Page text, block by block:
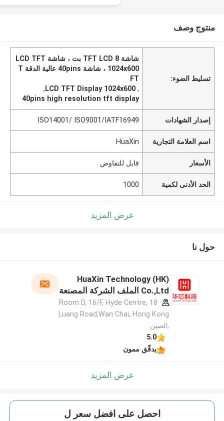
منتوج وصف
تسليط الضوء:
شاشة TFT LCD 8 بت ، شاشة LCD TFT
1024x600 ، شاشة 40pins عالية الدقة T
FT
,
LCD TFT Display 1024x600
,
40pins high resolution tft display
إصدار الشهادات ISO14001/ ISO9001/IATF16949
اسم العلامة التجارية HuaXin
الأسعار قابل للتفاوض
الحد الأدنى لكمية 1000
عرض المزيد
حول نا
HuaXin Technology (HK)
Co.,Ltd الملف الشركة المصنعة
Room D, 16/F, Hyde Centre, 18
Luang Road,Wan Chai, Hong Kong
,الصين
5.0
يدقّق ممون
عرض المزيد
احصل على افضل سعر ل